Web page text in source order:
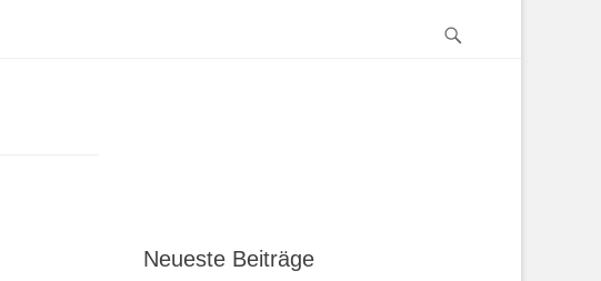
Neueste Beiträge